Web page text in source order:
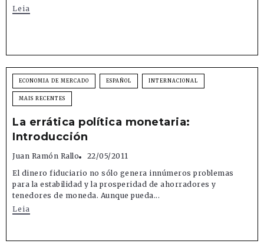
Leia
ECONOMIA DE MERCADO ESPAÑOL INTERNACIONAL
MAIS RECENTES
La errática política monetaria:
Introducción
Juan Ramón Rallo
22/05/2011
El dinero fiduciario no sólo genera innúmeros problemas
para la estabilidad y la prosperidad de ahorradores y
tenedores de moneda. Aunque pueda...
Leia